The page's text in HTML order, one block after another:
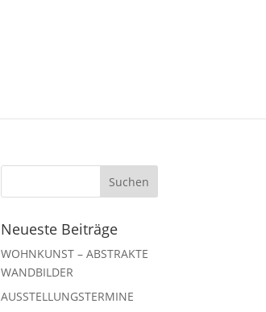
Neueste Beiträge
WOHNKUNST – ABSTRAKTE
WANDBILDER
AUSSTELLUNGSTERMINE